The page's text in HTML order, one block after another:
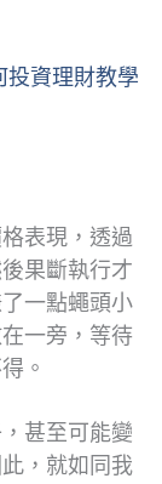
投資理財教學
表現，透過
果斷執行才
一點蠅頭小
一旁，等待
。
甚至可能變
，就如同我